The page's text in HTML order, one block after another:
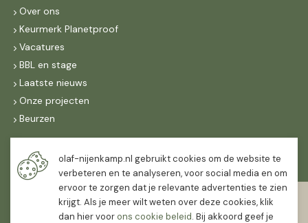
Over ons
Keurmerk Planetproof
Vacatures
BBL en stage
Laatste nieuws
Onze projecten
Beurzen
Maandag t/m vrijdag
07:30-
16:30
12:00
olaf-nijenkamp.nl gebruikt cookies om de website te
verbeteren en te analyseren, voor social media en om
ervoor te zorgen dat je relevante advertenties te zien
krijgt. Als je meer wilt weten over deze cookies, klik
dan hier voorons cookie beleid. Bij akkoord geef je